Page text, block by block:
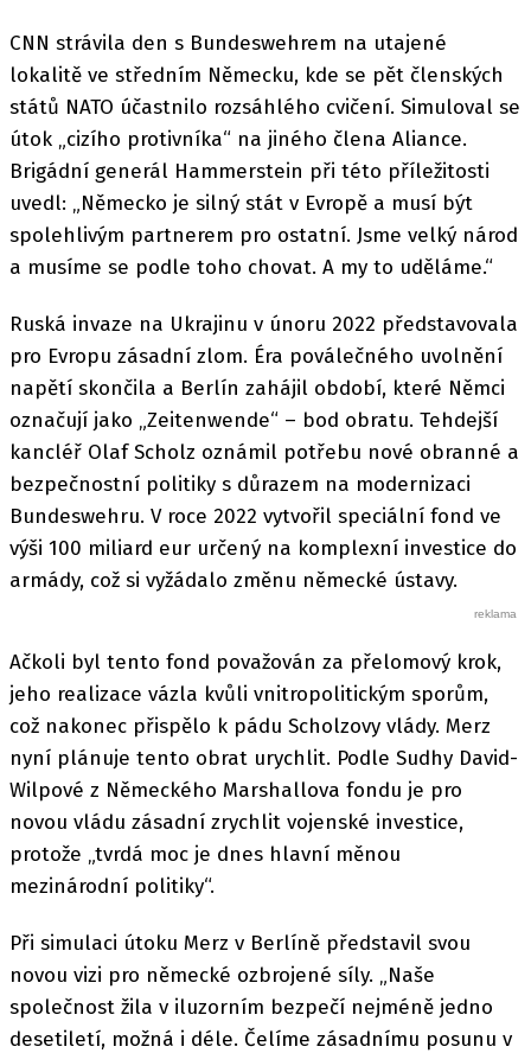
CNN strávila den s Bundeswehrem na utajené
lokalitě ve středním Německu, kde se pět členských
států NATO účastnilo rozsáhlého cvičení. Simuloval se
útok „cizího protivníka“ na jiného člena Aliance.
Brigádní generál Hammerstein při této příležitosti
uvedl: „Německo je silný stát v Evropě a musí být
spolehlivým partnerem pro ostatní. Jsme velký národ
a musíme se podle toho chovat. A my to uděláme.“
Ruská invaze na Ukrajinu v únoru 2022 představovala
pro Evropu zásadní zlom. Éra poválečného uvolnění
napětí skončila a Berlín zahájil období, které Němci
označují jako „Zeitenwende“ – bod obratu. Tehdejší
kancléř Olaf Scholz oznámil potřebu nové obranné a
bezpečnostní politiky s důrazem na modernizaci
Bundeswehru. V roce 2022 vytvořil speciální fond ve
výši 100 miliard eur určený na komplexní investice do
armády, což si vyžádalo změnu německé ústavy.
Ačkoli byl tento fond považován za přelomový krok,
jeho realizace vázla kvůli vnitropolitickým sporům,
což nakonec přispělo k pádu Scholzovy vlády. Merz
nyní plánuje tento obrat urychlit. Podle Sudhy David-
Wilpové z Německého Marshallova fondu je pro
novou vládu zásadní zrychlit vojenské investice,
protože „tvrdá moc je dnes hlavní měnou
mezinárodní politiky“.
Při simulaci útoku Merz v Berlíně představil svou
novou vizi pro německé ozbrojené síly. „Naše
společnost žila v iluzorním bezpečí nejméně jedno
desetiletí, možná i déle. Čelíme zásadnímu posunu v